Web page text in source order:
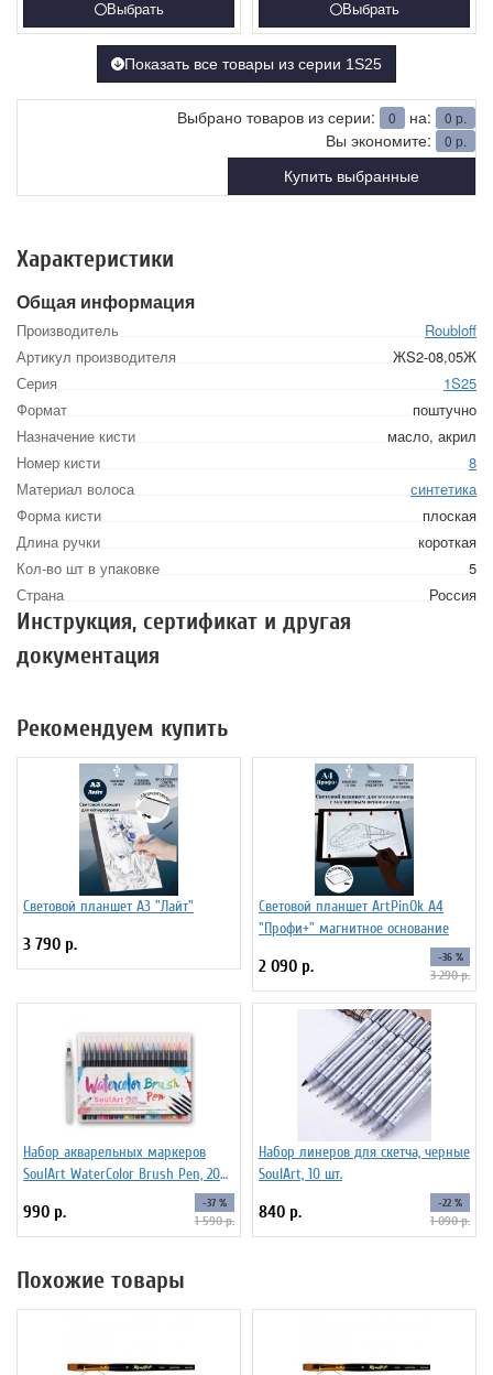
Выбрать Выбрать
Показать все товары из серии 1S25
Выбрано товаров из серии: 0 на: 0 р.
Вы экономите: 0 р.
Купить выбранные
Характеристики
Общая информация
Производитель
Roubloff
Артикул производителя
ЖS2-08,05Ж
Серия
1S25
Формат
поштучно
Назначение кисти
масло, акрил
Номер кисти
8
Материал волоса
синтетика
Форма кисти
плоская
Длина ручки
короткая
Кол-во шт в упаковке
5
Страна
Россия
Инструкция, сертификат и другая
документация
Рекомендуем купить
Световой планшет А3 "Лайт"
3 790 р.
Световой планшет ArtPinOk А4
"Профи+" магнитное основание
2 090 р. -36 %
3 290 р.
Набор акварельных маркеров
SoulArt WaterColor Brush Pen, 20
990 р. -37 %
1 590 р.
Набор линеров для скетча, черные
SoulArt, 10 шт.
840 р. -22 %
1 090 р.
Похожие товары